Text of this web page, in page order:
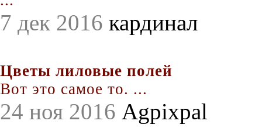
7 дек 2016 кардинал
Цветы лиловые полей
Вот это самое то. ...
24 ноя 2016 Agpixpal